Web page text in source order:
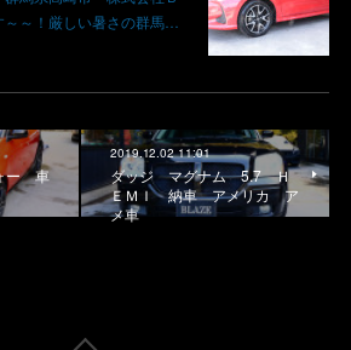
～！厳しい暑さの群馬…
ー 車
2019.12.02 11:01
ダッジ マグナム 5.7 Ｈ
ＥＭＩ 納車 アメリカ ア
メ車